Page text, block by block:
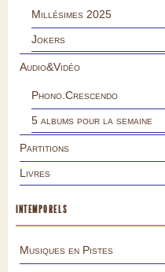
Millésimes 2025
Jokers
Audio&Vidéo
Phono.Crescendo
5 albums pour la semaine
Partitions
Livres
INTEMPORELS
Musiques en Pistes